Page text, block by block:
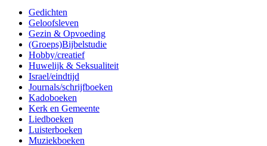
Gedichten
Geloofsleven
Gezin & Opvoeding
(Groeps)Bijbelstudie
Hobby/creatief
Huwelijk & Seksualiteit
Israel/eindtijd
Journals/schrijfboeken
Kadoboeken
Kerk en Gemeente
Liedboeken
Luisterboeken
Muziekboeken